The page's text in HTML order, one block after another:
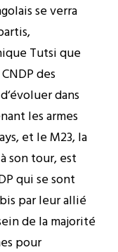
se verra
Tutsi que
des
dans
les armes
et le M23, la
son tour, est
qui se sont
par leur allié
de la majorité
pour